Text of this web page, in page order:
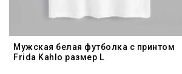
Мужская белая футболка с принтом
Frida Kahlo размер L